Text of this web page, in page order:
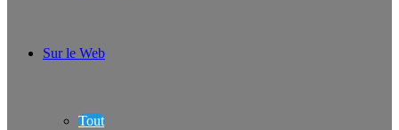
Sur le Web
Tout